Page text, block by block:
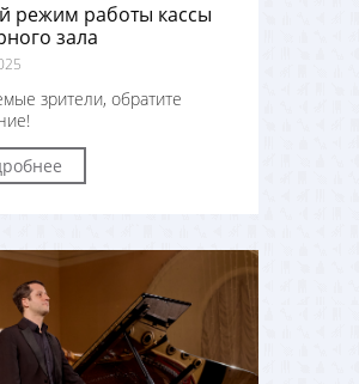
режим работы кассы
зала
зрители, обратите